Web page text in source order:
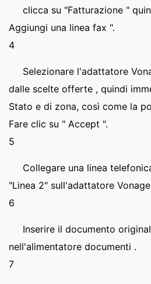
clicca su "Fatturazione "
Aggiungi una linea fax ".
4
Selezionare l'adattatore
dalle scelte offerte , quindi
Stato e di zona, così come la
Fare clic su " Accept ".
5
Collegare una linea
"Linea 2" sull'adattatore
6
Inserire il documento
nell'alimentatore documenti .
7